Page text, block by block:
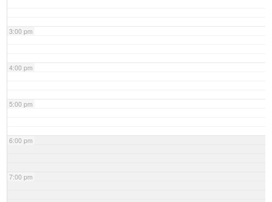
3:00 pm
4:00 pm
5:00 pm
6:00 pm
7:00 pm